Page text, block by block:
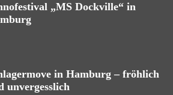
„MS Dockville“ in
in Hamburg – fröhlich
unvergesslich